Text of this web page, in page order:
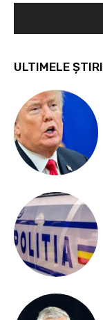
ULTIMELE ȘTIRI